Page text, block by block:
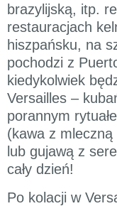
brazylijską, itp.
restauracjach
hiszpańsku, na
pochodzi z
kiedykolwiek
Versailles –
porannym
(kawa z
lub gujawą z
cały dzień!
Po kolacji w